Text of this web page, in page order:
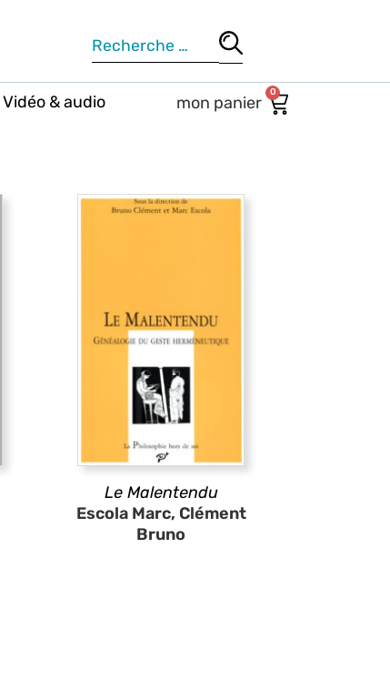
Vidéo & audio 0
Le Malentendu
Escola Marc, Clément
Bruno